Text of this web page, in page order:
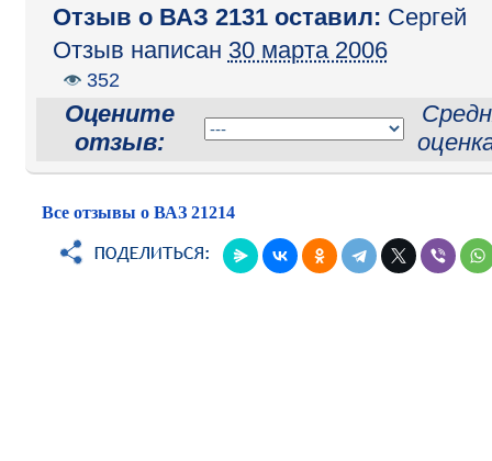
Отзыв o ВАЗ 2131 оставил: Сергей
Отзыв написан 30 марта 2006
352
Оцените
отзыв:
Все отзывы о ВАЗ 21214